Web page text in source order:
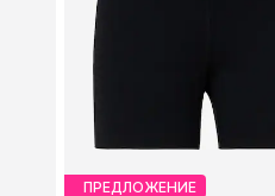
ПРЕДЛОЖЕНИЕ